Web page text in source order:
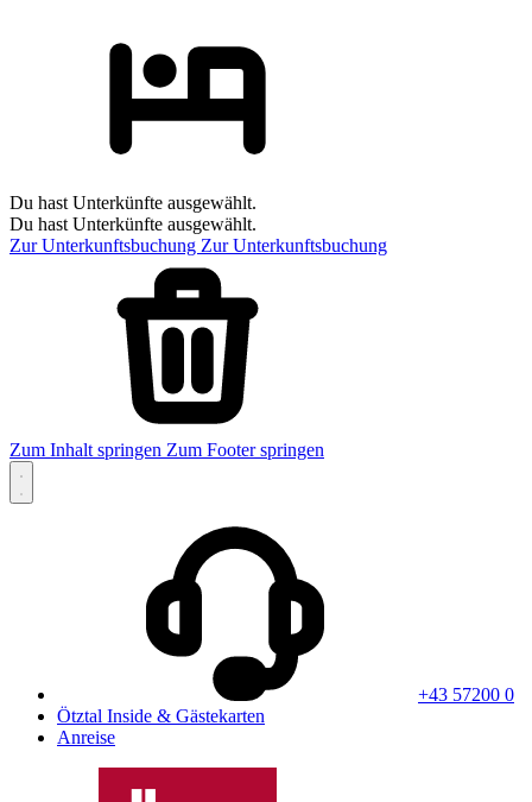
Du hast Unterkünfte ausgewählt.
Du hast Unterkünfte ausgewählt.
Zur Unterkunftsbuchung Zur Unterkunftsbuchung
Zum Inhalt springen Zum Footer springen
+43 57200 0
Ötztal Inside & Gästekarten
Anreise